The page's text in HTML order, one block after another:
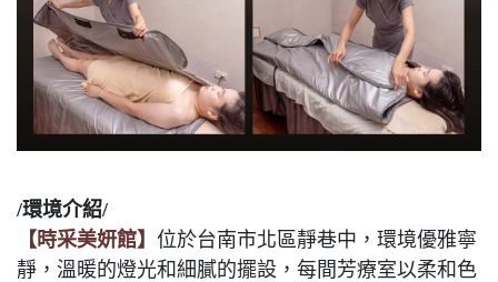
/環境介紹/
【時采美妍館】 位於台南市北區靜巷中，環境優雅寧
靜，溫暖的燈光和細膩的擺設，每間芳療室以柔和色